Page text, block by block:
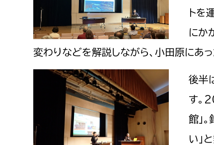
建設部
土木管理課
道水路整備課
みどり公園課
建築課
会計
トを
にか
変わりなどを解説しながら、小田原にあ
後半
す。
館」
い」